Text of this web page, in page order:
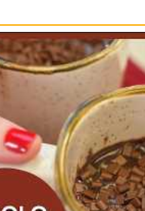
SIGA-NOS
NO INSTAGRAM